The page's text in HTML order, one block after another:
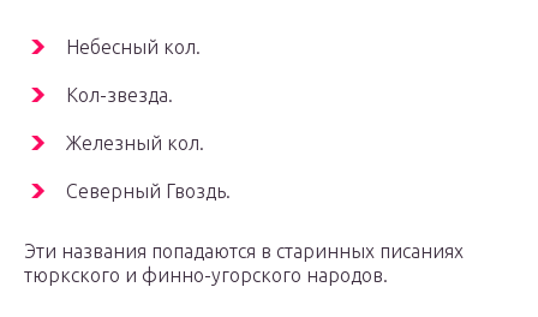
Небесный кол.
Кол-звезда.
Железный кол.
Северный Гвоздь.
Эти названия попадаются в старинных писаниях
тюркского и финно-угорского народов.